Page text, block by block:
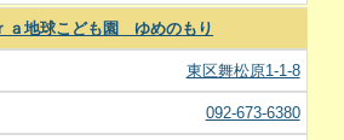
ａ地球こども園 ゆめのもり
東区舞松原1-1-8
092-673-6380